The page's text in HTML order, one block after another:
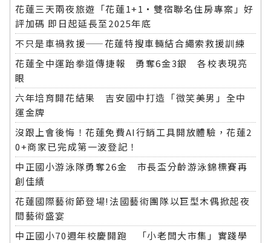
花蓮三天兩夜旅遊「花蓮1+1‧雙宿聯名住房專案」好
評加碼 即日起延長至2025年底
不只是車禍救援——花蓮特搜車輛結合繩索救援訓練
花蓮全中運跆拳道傳捷報 勇奪6金3銀 各校表現亮
眼
六年培育開花結果 吉安國中打造「微笑美男」全中
運金牌
沒跟上會後悔！花蓮免費AI行銷工具開放體驗，花蓮2
0+商家已完成第一波登記！
中正國小游泳隊勇奪26金 市長盃分齡游泳錦標賽再
創佳績
花蓮國際藝術節登場!法國藝術團隊以巨型木偶掀起夜
間藝術盛宴
中正國小70週年校慶開跑 「小老闆大市集」實踐學